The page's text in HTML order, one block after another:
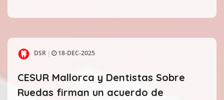
DSR | 18-DEC-2025
CESUR Mallorca y Dentistas Sobre
Ruedas firman un acuerdo de